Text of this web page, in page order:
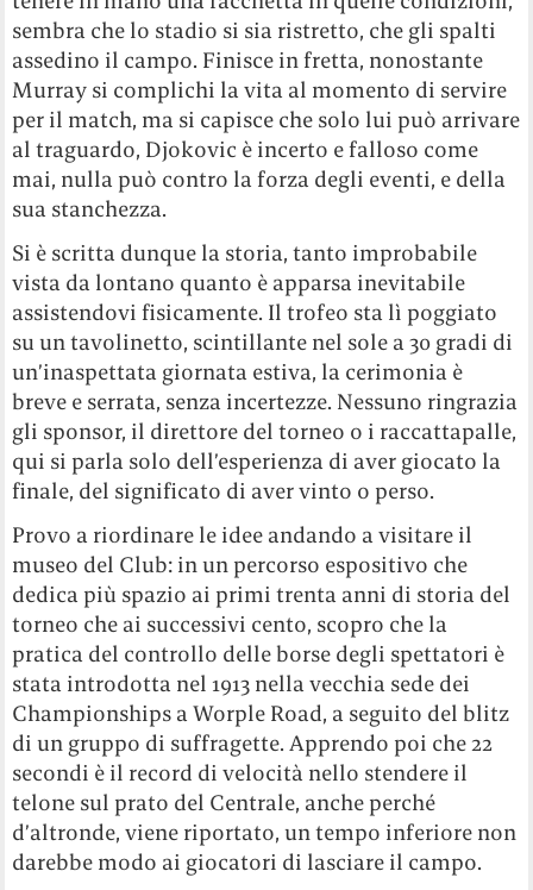
sembra che lo stadio si sia ristretto, che gli spalti
assedino il campo. Finisce in fretta, nonostante
Murray si complichi la vita al momento di servire
per il match, ma si capisce che solo lui può arrivare
al traguardo, Djokovic è incerto e falloso come
mai, nulla può contro la forza degli eventi, e della
sua stanchezza.
Si è scritta dunque la storia, tanto improbabile
vista da lontano quanto è apparsa inevitabile
assistendovi fisicamente. Il trofeo sta lì poggiato
su un tavolinetto, scintillante nel sole a 30 gradi di
un’inaspettata giornata estiva, la cerimonia è
breve e serrata, senza incertezze. Nessuno ringrazia
gli sponsor, il direttore del torneo o i raccattapalle,
qui si parla solo dell’esperienza di aver giocato la
finale, del significato di aver vinto o perso.
Provo a riordinare le idee andando a visitare il
museo del Club: in un percorso espositivo che
dedica più spazio ai primi trenta anni di storia del
torneo che ai successivi cento, scopro che la
pratica del controllo delle borse degli spettatori è
stata introdotta nel 1913 nella vecchia sede dei
Championships a Worple Road, a seguito del blitz
di un gruppo di suffragette. Apprendo poi che 22
secondi è il record di velocità nello stendere il
telone sul prato del Centrale, anche perché
d’altronde, viene riportato, un tempo inferiore non
darebbe modo ai giocatori di lasciare il campo.